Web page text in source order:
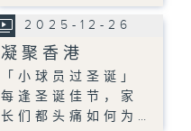
2025-12-26
凝聚香港
「小球员过圣诞」
每逢圣诞佳节，家
长们都头痛如何为…